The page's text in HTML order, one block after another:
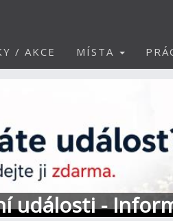
/ AKCE MÍSTA
události -